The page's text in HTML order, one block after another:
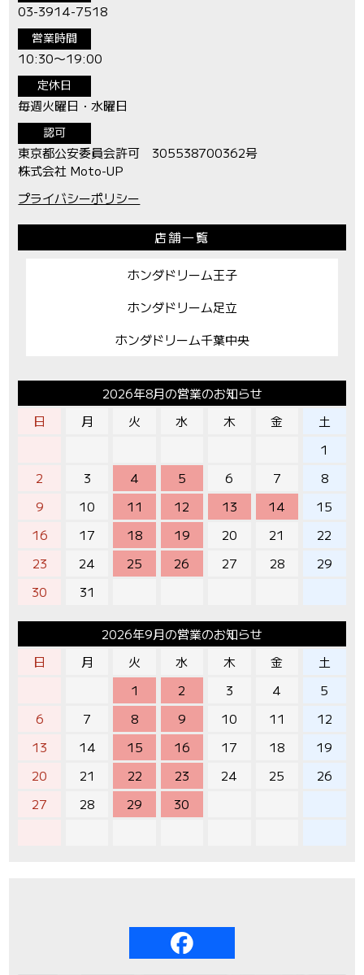
03-3914-7518
営業時間
10:30〜19:00
定休日
毎週火曜日・水曜日
認可
東京都公安委員会許可 305538700362号
株式会社 Moto-UP
プライバシーポリシー
店舗一覧
ホンダドリーム王子
ホンダドリーム足立
ホンダドリーム千葉中央
2026年8月の営業のお知らせ
日
月 火 水 木 金
土
1
2
3 4 5 6 7
8
9
10 11 12 13 14
15
16
17 18 19 20 21
22
23
24 25 26 27 28
29
30
31
2026年9月の営業のお知らせ
日
月 火 水 木 金
土
1
2 3 4
5
6
7 8 9 10 11
12
13
14 15 16 17 18
19
20
21 22 23 24 25
26
27
28 29 30